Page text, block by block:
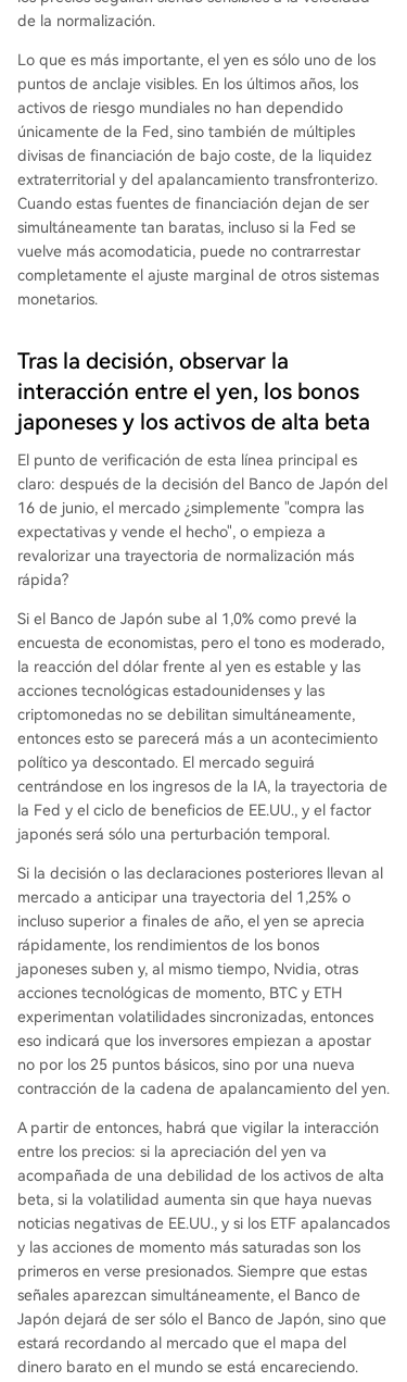
de la normalización.
Lo que es más importante, el yen es sólo uno de los
puntos de anclaje visibles. En los últimos años, los
activos de riesgo mundiales no han dependido
únicamente de la Fed, sino también de múltiples
divisas de financiación de bajo coste, de la liquidez
extraterritorial y del apalancamiento transfronterizo.
Cuando estas fuentes de financiación dejan de ser
simultáneamente tan baratas, incluso si la Fed se
vuelve más acomodaticia, puede no contrarrestar
completamente el ajuste marginal de otros sistemas
monetarios.
Tras la decisión, observar la
interacción entre el yen, los bonos
japoneses y los activos de alta beta
El punto de verificación de esta línea principal es
claro: después de la decisión del Banco de Japón del
16 de junio, el mercado ¿simplemente "compra las
expectativas y vende el hecho", o empieza a
revalorizar una trayectoria de normalización más
rápida?
Si el Banco de Japón sube al 1,0% como prevé la
encuesta de economistas, pero el tono es moderado,
la reacción del dólar frente al yen es estable y las
acciones tecnológicas estadounidenses y las
criptomonedas no se debilitan simultáneamente,
entonces esto se parecerá más a un acontecimiento
político ya descontado. El mercado seguirá
centrándose en los ingresos de la IA, la trayectoria de
la Fed y el ciclo de beneficios de EE.UU., y el factor
japonés será sólo una perturbación temporal.
Si la decisión o las declaraciones posteriores llevan al
mercado a anticipar una trayectoria del 1,25% o
incluso superior a finales de año, el yen se aprecia
rápidamente, los rendimientos de los bonos
japoneses suben y, al mismo tiempo, Nvidia, otras
acciones tecnológicas de momento, BTC y ETH
experimentan volatilidades sincronizadas, entonces
eso indicará que los inversores empiezan a apostar
no por los 25 puntos básicos, sino por una nueva
contracción de la cadena de apalancamiento del yen.
A partir de entonces, habrá que vigilar la interacción
entre los precios: si la apreciación del yen va
acompañada de una debilidad de los activos de alta
beta, si la volatilidad aumenta sin que haya nuevas
noticias negativas de EE.UU., y si los ETF apalancados
y las acciones de momento más saturadas son los
primeros en verse presionados. Siempre que estas
señales aparezcan simultáneamente, el Banco de
Japón dejará de ser sólo el Banco de Japón, sino que
estará recordando al mercado que el mapa del
dinero barato en el mundo se está encareciendo.